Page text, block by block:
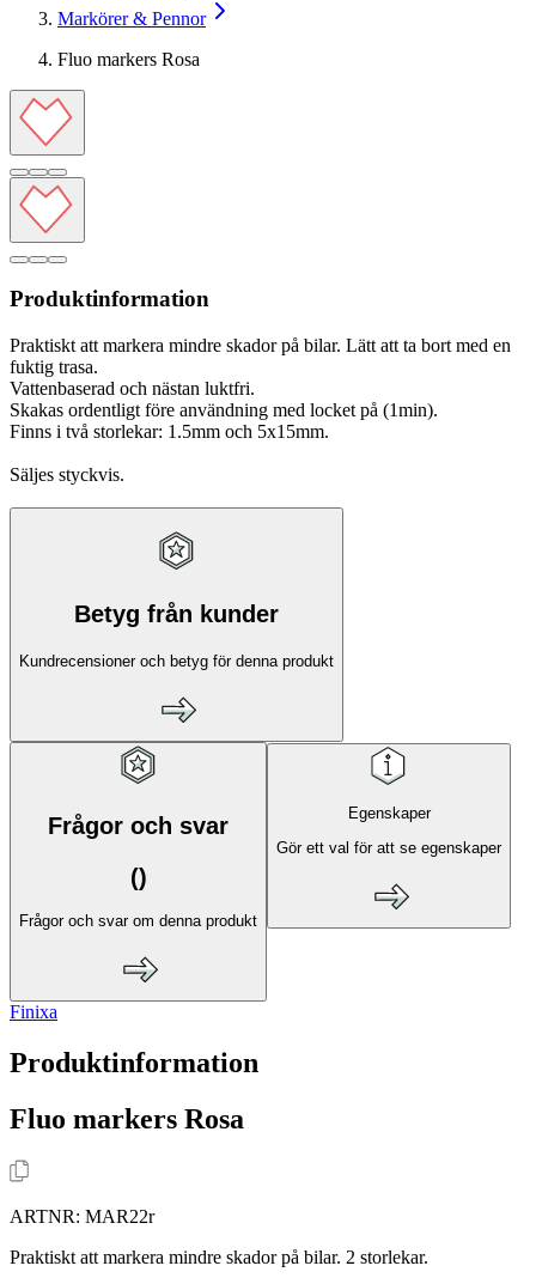
Markörer & Pennor
Fluo markers Rosa
Produktinformation
Praktiskt att markera mindre skador på bilar. Lätt att ta bort med en
fuktig trasa.
Vattenbaserad och nästan luktfri.
Skakas ordentligt före användning med locket på (1min).
Finns i två storlekar: 1.5mm och 5x15mm.
Säljes styckvis.
Betyg från kunder
Kundrecensioner och betyg för denna produkt
Frågor och svar
()
Frågor och svar om denna produkt
Egenskaper
Gör ett val för att se egenskaper
Finixa
Produktinformation
Fluo markers Rosa
ARTNR: MAR22r
Praktiskt att markera mindre skador på bilar. 2 storlekar.